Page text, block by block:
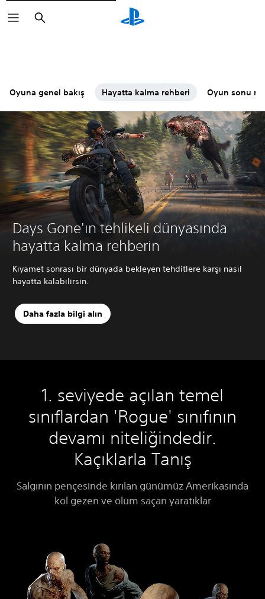
Arama
Oyuna genel bakış Hayatta kalma rehberi Oyun sonu
Days Gone'ın tehlikeli dünyasında
hayatta kalma rehberin
Kıyamet sonrası bir dünyada bekleyen tehditlere karşı nasıl
hayatta kalabilirsin.
Daha fazla bilgi alın
1. seviyede açılan temel
sınıflardan 'Rogue' sınıfının
devamı niteliğindedir.
Kaçıklarla Tanış
Salgının pençesinde kırılan günümüz Amerikasında
kol gezen ve ölüm saçan yaratıklar